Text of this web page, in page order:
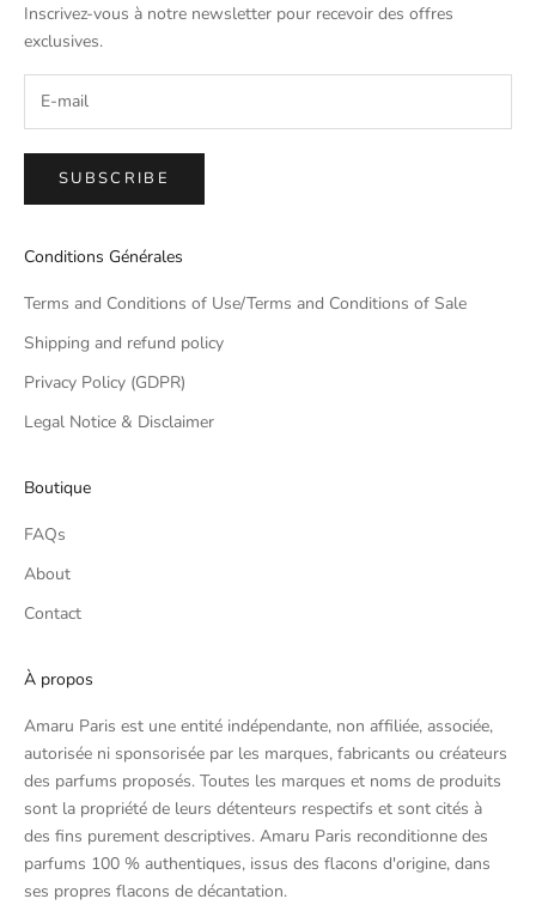
Inscrivez-vous à notre newsletter pour recevoir des offres
exclusives.
SUBSCRIBE
Conditions Générales
Terms and Conditions of Use/Terms and Conditions of Sale
Shipping and refund policy
Privacy Policy (GDPR)
Legal Notice & Disclaimer
Boutique
FAQs
About
Contact
À propos
Amaru Paris est une entité indépendante, non affiliée, associée,
autorisée ni sponsorisée par les marques, fabricants ou créateurs
des parfums proposés. Toutes les marques et noms de produits
sont la propriété de leurs détenteurs respectifs et sont cités à
des fins purement descriptives. Amaru Paris reconditionne des
parfums 100 % authentiques, issus des flacons d'origine, dans
ses propres flacons de décantation.